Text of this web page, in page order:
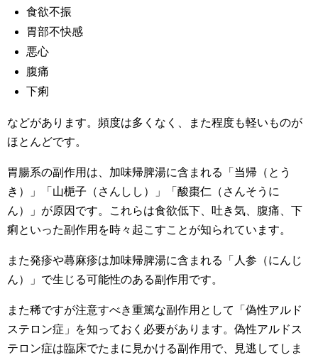
食欲不振
胃部不快感
悪心
腹痛
下痢
などがあります。頻度は多くなく、また程度も軽いものが
ほとんどです。
胃腸系の副作用は、加味帰脾湯に含まれる「当帰（とう
き）」「山梔子（さんしし）」「酸棗仁（さんそうに
ん）」が原因です。これらは食欲低下、吐き気、腹痛、下
痢といった副作用を時々起こすことが知られています。
また発疹や蕁麻疹は加味帰脾湯に含まれる「人参（にんじ
ん）」で生じる可能性のある副作用です。
また稀ですが注意すべき重篤な副作用として「偽性アルド
ステロン症」を知っておく必要があります。偽性アルドス
テロン症は臨床でたまに見かける副作用で、見逃してしま